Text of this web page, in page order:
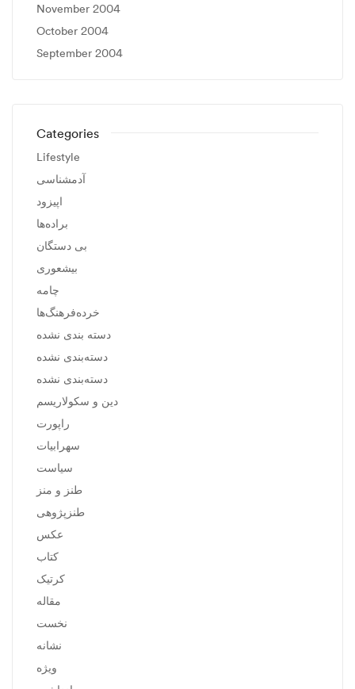
November 2004
October 2004
September 2004
Categories
Lifestyle
آدمشناسی
اپیزود
براده‌ها
بی دستگان
بیشعوری
چامه
خرده‌فرهنگ‌ها
دسته بندی نشده
دسته‌بندی نشده
دسته‌بندی نشده
دین و سکولاریسم
راپورت
سهرابیات
سیاست
طنز و منز
طنزپژوهی
عکس
کتاب
کرتیک
مقاله
نخست
نشانه
ویژه